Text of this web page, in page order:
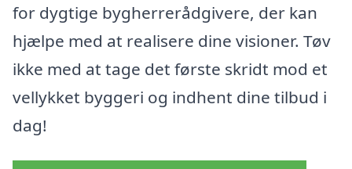
for dygtige bygherrerådgivere, der kan
hjælpe med at realisere dine visioner. Tøv
ikke med at tage det første skridt mod et
vellykket byggeri og indhent dine tilbud i
dag!